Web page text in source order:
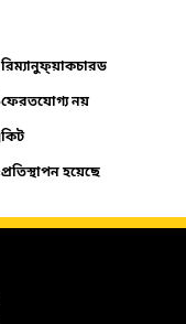
রিম্যানুফ্য়াকচারড
ফেরতযোগ্য নয়
কিট
প্রতিস্থাপন হয়েছে